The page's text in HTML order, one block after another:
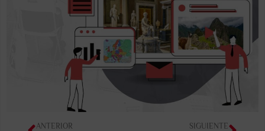
ANTERIOR SIGUIENTE